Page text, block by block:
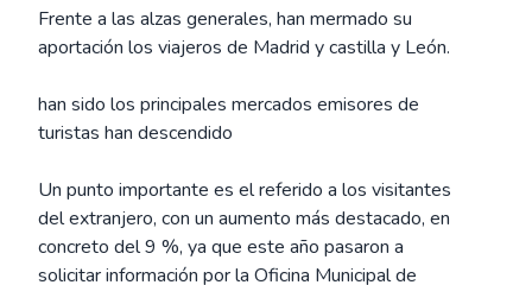
Frente a las alzas generales, han mermado su
aportación los viajeros de Madrid y castilla y León.
han sido los principales mercados emisores de
turistas han descendido
Un punto importante es el referido a los visitantes
del extranjero, con un aumento más destacado, en
concreto del 9 %, ya que este año pasaron a
solicitar información por la Oficina Municipal de